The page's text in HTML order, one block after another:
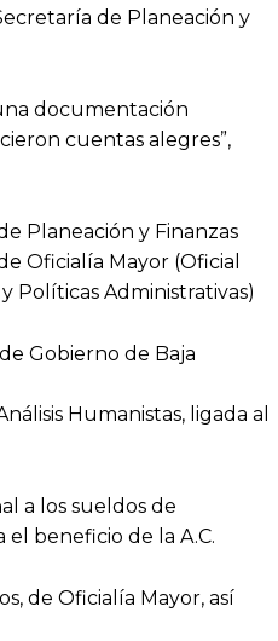
de Planeación y
documentación
cuentas alegres”,
Planeación y Finanzas
Oficialía Mayor (Oficial
Políticas Administrativas)
Gobierno de Baja
Humanistas, ligada al
a los sueldos de
beneficio de la A.C.
de Oficialía Mayor, así